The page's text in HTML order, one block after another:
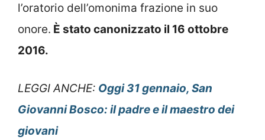
l’oratorio dell’omonima frazione in suo
onore. È stato canonizzato il 16 ottobre
2016.
LEGGI ANCHE: Oggi 31 gennaio, San
Giovanni Bosco: il padre e il maestro dei
giovani